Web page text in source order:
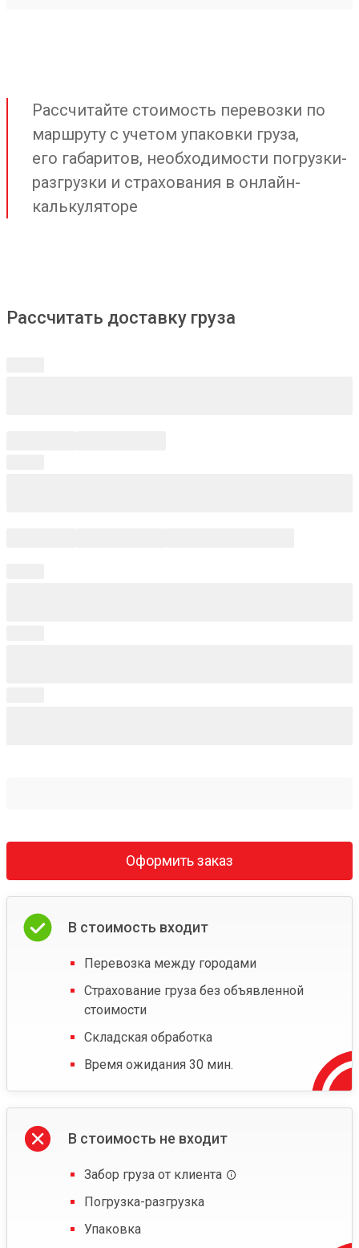
Рассчитайте стоимость перевозки по
маршруту с учетом упаковки груза,
его габаритов, необходимости погрузки-
разгрузки и страхования в онлайн-
калькуляторе
Рассчитать доставку груза
Оформить заказ
В стоимость входит
Перевозка между городами
Страхование груза без объявленной
стоимости
Складская обработка
Время ожидания 30 мин.
В стоимость не входит
Забор груза от клиента
Погрузка-разгрузка
Упаковка